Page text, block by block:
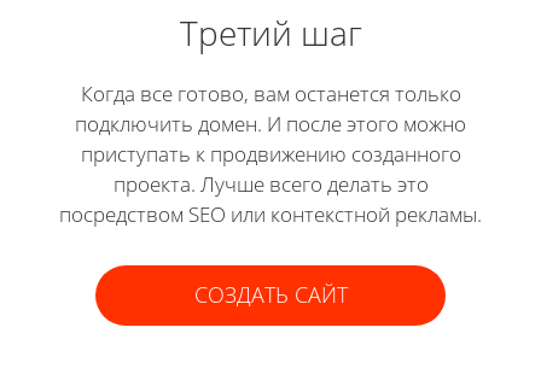
Третий шаг
Когда все готово, вам останется только
подключить домен. И после этого можно
приступать к продвижению созданного
проекта. Лучше всего делать это
посредством SEO или контекстной рекламы.
СОЗДАТЬ САЙТ